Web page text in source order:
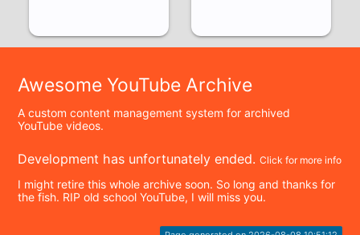
Awesome YouTube Archive
A custom content management system for archived
YouTube videos.
Development has unfortunately ended.Click for more info
I might retire this whole archive soon. So long and thanks for
the fish. RIP old school YouTube, I will miss you.